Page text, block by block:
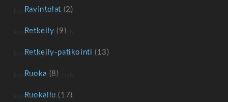
Ravintolat (2)
Retkeily (9)
Retkeily-patikointi (13)
Ruoka (8)
Ruokailu (17)